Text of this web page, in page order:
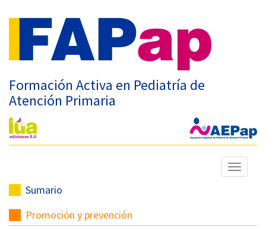
Formación Activa en Pediatría de
Atención Primaria
Mostrar
menú
Sumario
Promoción y prevención